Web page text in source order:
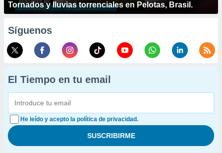
Tornados y lluvias torrenciales en Pelotas, Brasil.
Síguenos
El Tiempo en tu email
He leído y acepto la política de privacidad.